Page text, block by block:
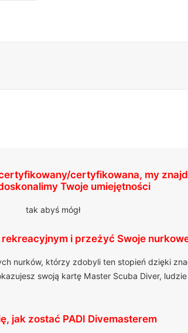
certyfikowana, my
Twoje umiejętności
tak abyś mógł
i przeżyć Swoje
nurków, którzy zdobyli ten stopień dzięki
swoją kartę Master Scuba Diver,
jak zostać PADI Divemasterem